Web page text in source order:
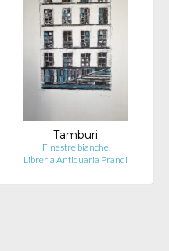
Tamburi
Finestre bianche
Libreria Antiquaria Prandi